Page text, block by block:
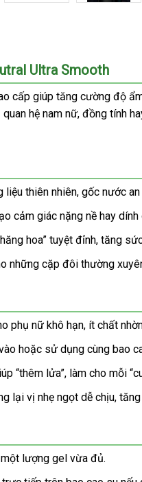
Ultra Smooth
cấp giúp tăng cường độ
hệ nam nữ, đồng tính
liệu thiên nhiên, gốc nước
cảm giác nặng nề hay dính
hoa” tuyệt đỉnh, tăng
những cặp đôi thường
phụ nữ khô hạn, ít chất
hoặc sử dụng cùng bao
“thêm lửa”, làm cho mỗi
lại vị nhẹ ngọt dễ chịu,
lượng gel vừa đủ.